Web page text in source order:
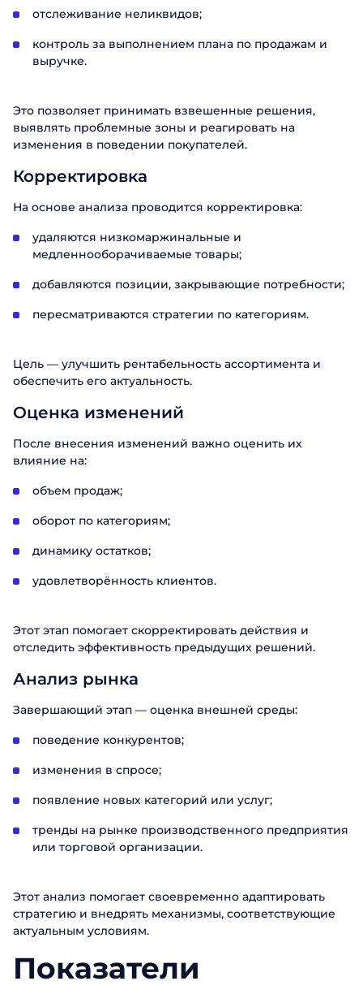
отслеживание неликвидов;
контроль за выполнением плана по продажам и
выручке.
Это позволяет принимать взвешенные решения,
выявлять проблемные зоны и реагировать на
изменения в поведении покупателей.
Корректировка
На основе анализа проводится корректировка:
удаляются низкомаржинальные и
медленнооборачиваемые товары;
добавляются позиции, закрывающие потребности;
пересматриваются стратегии по категориям.
Цель — улучшить рентабельность ассортимента и
обеспечить его актуальность.
Оценка изменений
После внесения изменений важно оценить их
влияние на:
объем продаж;
оборот по категориям;
динамику остатков;
удовлетворённость клиентов.
Этот этап помогает скорректировать действия и
отследить эффективность предыдущих решений.
Анализ рынка
Завершающий этап — оценка внешней среды:
поведение конкурентов;
изменения в спросе;
появление новых категорий или услуг;
тренды на рынке производственного предприятия
или торговой организации.
Этот анализ помогает своевременно адаптировать
стратегию и внедрять механизмы, соответствующие
актуальным условиям.
Показатели
Заказать
презентацию
Заполните форму, чтобы узнать
Имя
Спасибо за обращение.
Мы ценим, что вы заинтересовались
Заказать звонок
Поговорите с нашим экспертом уже
Имя